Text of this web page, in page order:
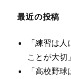
最近の投稿
「練習は
ことが大切
「高校野